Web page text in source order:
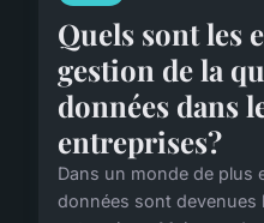
Quels sont les
gestion de la
données dans
entreprises?
Dans un monde de plus
données sont devenues